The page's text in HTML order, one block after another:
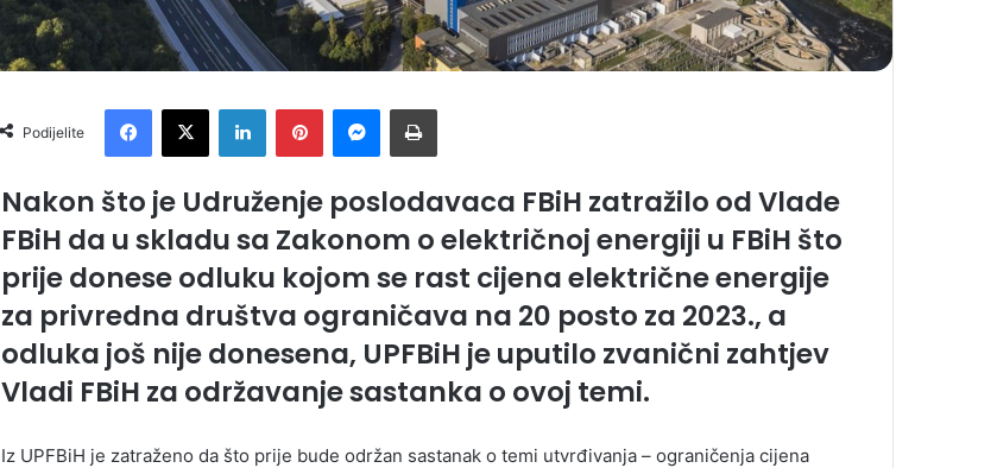
Podijelite
Nakon što je Udruženje poslodavaca FBiH zatražilo od Vlade
FBiH da u skladu sa Zakonom o električnoj energiji u FBiH što
prije donese odluku kojom se rast cijena električne energije
za privredna društva ograničava na 20 posto za 2023., a
odluka još nije donesena, UPFBiH je uputilo zvanični zahtjev
Vladi FBiH za održavanje sastanka o ovoj temi.
Iz UPFBiH je zatraženo da što prije bude održan sastanak o temi utvrđivanja – ograničenja cijena